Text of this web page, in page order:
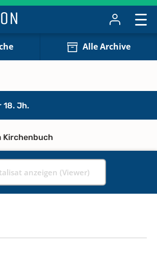
Alle Archive
18. Jh.
anzeigen (Viewer)